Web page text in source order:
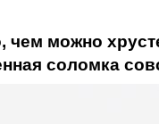
чем можно
соломка